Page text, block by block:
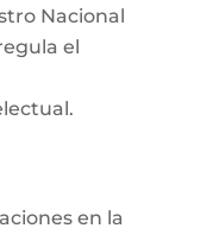
Nacional
el
en la